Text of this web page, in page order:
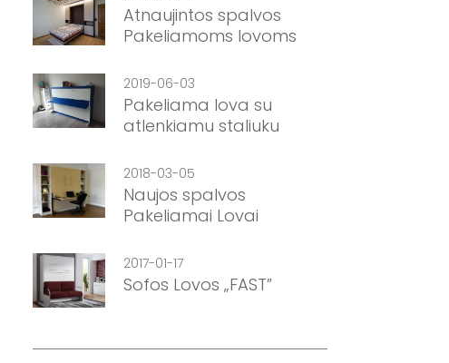
Atnaujintos spalvos
Pakeliamoms lovoms
2019-06-03
Pakeliama lova su
atlenkiamu staliuku
2018-03-05
Naujos spalvos
Pakeliamai Lovai
2017-01-17
Sofos Lovos „FAST”